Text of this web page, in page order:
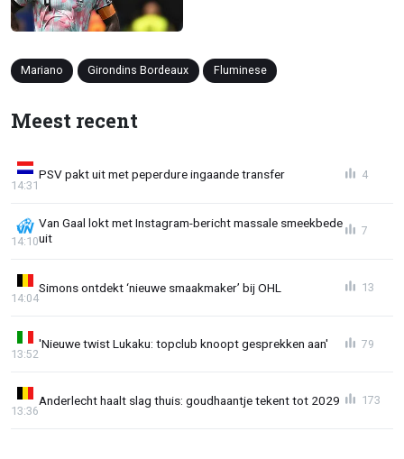
Mariano Girondins Bordeaux Fluminese
Meest recent
PSV pakt uit met peperdure ingaande transfer
14:31
4
Van Gaal lokt met Instagram-bericht massale smeekbede
uit
14:10
7
Simons ontdekt ‘nieuwe smaakmaker’ bij OHL
14:04
13
'Nieuwe twist Lukaku: topclub knoopt gesprekken aan'
13:52
79
Anderlecht haalt slag thuis: goudhaantje tekent tot 2029
13:36
173